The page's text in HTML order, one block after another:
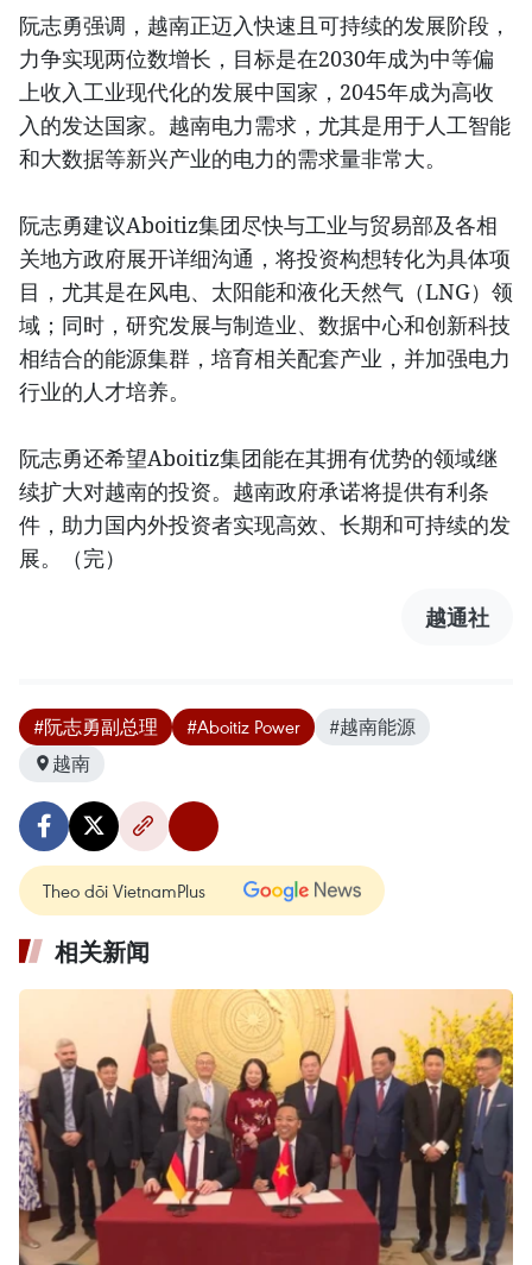
阮志勇强调，越南正迈入快速且可持续的发展阶段，
力争实现两位数增长，目标是在2030年成为中等偏
上收入工业现代化的发展中国家，2045年成为高收
入的发达国家。越南电力需求，尤其是用于人工智能
和大数据等新兴产业的电力的需求量非常大。
阮志勇建议Aboitiz集团尽快与工业与贸易部及各相
关地方政府展开详细沟通，将投资构想转化为具体项
目，尤其是在风电、太阳能和液化天然气（LNG）领
域；同时，研究发展与制造业、数据中心和创新科技
相结合的能源集群，培育相关配套产业，并加强电力
行业的人才培养。
阮志勇还希望Aboitiz集团能在其拥有优势的领域继
续扩大对越南的投资。越南政府承诺将提供有利条
件，助力国内外投资者实现高效、长期和可持续的发
展。（完）
越通社
#阮志勇副总理 #Aboitiz Power
#越南能源
越南
Theo dõi VietnamPlus
相关新闻